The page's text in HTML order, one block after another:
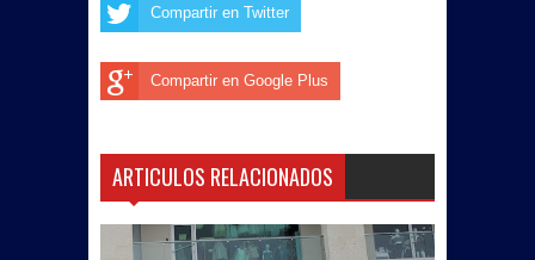
Compartir en Twitter
Compartir en Google Plus
ARTICULOS RELACIONADOS